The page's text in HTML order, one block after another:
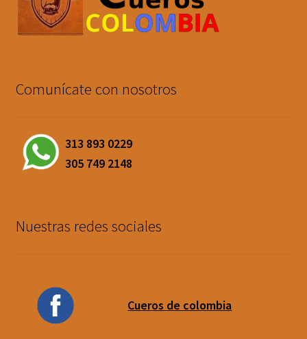
Comunícate con nosotros
313 893 0229
305 749 2148
Nuestras redes sociales
Cueros de colombia